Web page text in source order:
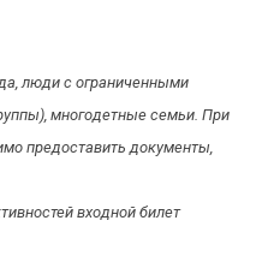
люди с ограниченными
многодетные семьи. При
предоставить документы,
входной билет